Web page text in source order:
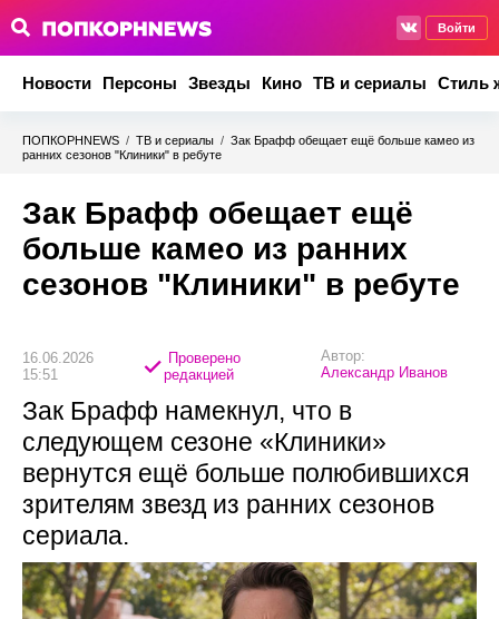
Войти
Новости Персоны Звезды Кино ТВ и сериалы Стиль
ПОПКОРНNEWS / ТВ и сериалы / Зак Брафф обещает ещё больше камео из
ранних сезонов "Клиники" в ребуте
Зак Брафф обещает ещё
больше камео из ранних
сезонов "Клиники" в ребуте
16.06.2026
15:51
Проверено
редакцией
Автор:
Александр Иванов
Зак Брафф намекнул, что в
следующем сезоне «Клиники»
вернутся ещё больше полюбившихся
зрителям звезд из ранних сезонов
сериала.